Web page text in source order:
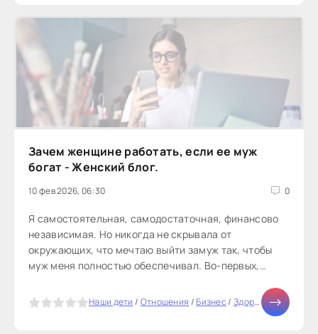
Зачем женщине работать, если ее муж
богат - Женский блог.
10 фев 2026, 06:30 0
Я самостоятельная, самодостаточная, финансово
независимая. Но никогда не скрывала от
окружающих, что мечтаю выйти замуж так, чтобы
муж меня полностью обеспечивал. Во-первых,
Наши дети / Отношения /Бизнес/ Здоровье /Тесты